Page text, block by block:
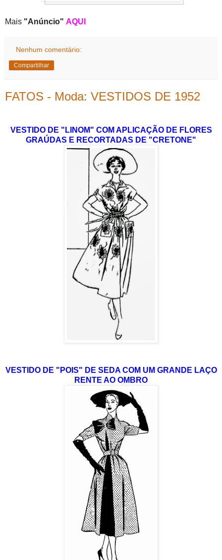
Mais "Anúncio" AQUI
Nenhum comentário:
Compartilhar
FATOS - Moda: VESTIDOS DE 1952
VESTIDO DE "LINOM" COM APLICAÇÃO DE FLORES
GRAÚDAS E RECORTADAS DE "CRETONE"
VESTIDO DE "POIS" DE SEDA COM UM GRANDE LAÇO
RENTE AO OMBRO